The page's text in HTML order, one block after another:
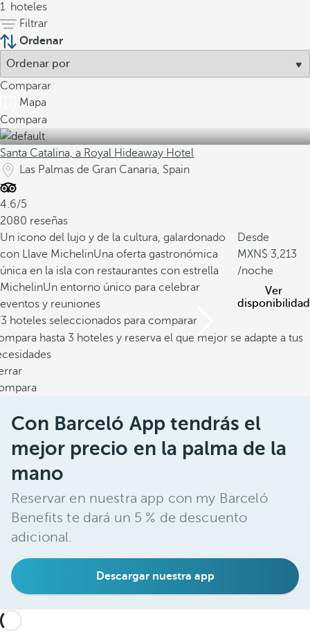
1 hoteles
Filtrar
Ordenar
Comparar
Mapa
Compara
Santa Catalina, a Royal Hideaway Hotel
Las Palmas de Gran Canaria, Spain
4.6/5
2080 reseñas
Un icono del lujo y de la cultura, galardonado
con Llave MichelinUna oferta gastronómica
única en la isla con restaurantes con estrella
MichelinUn entorno único para celebrar
eventos y reuniones
Desde
3,213
/noche
Ver
disponibilidad
hoteles seleccionados para comparar
hasta 3 hoteles y reserva el que mejor se adapte a tus
Con Barceló App tendrás el
mejor precio en la palma de la
mano
Reservar en nuestra app con my Barceló
Benefits te dará un 5 % de descuento
adicional.
Descargar nuestra app